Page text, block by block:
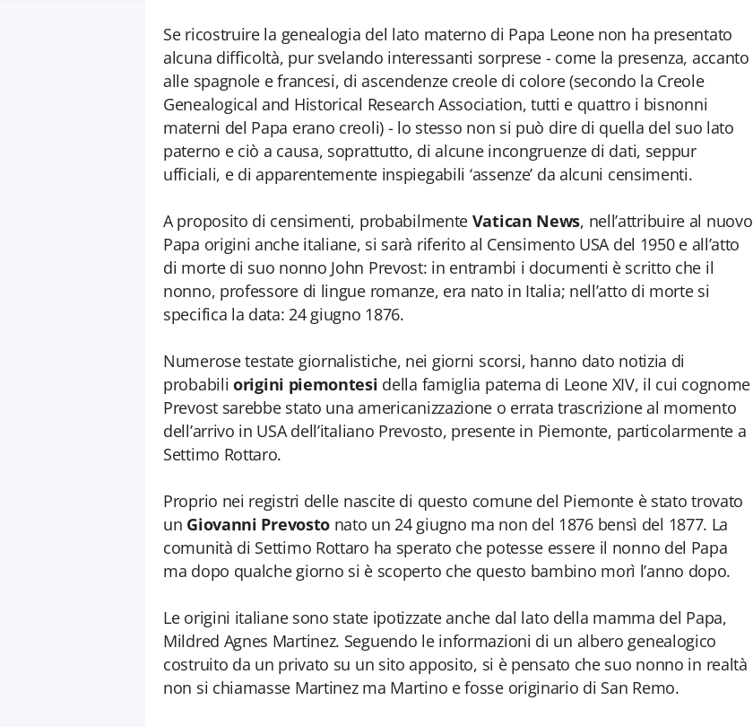
Se ricostruire la genealogia del lato materno di Papa Leone non ha presentato
alcuna difficoltà, pur svelando interessanti sorprese - come la presenza, accanto
alle spagnole e francesi, di ascendenze creole di colore (secondo la Creole
Genealogical and Historical Research Association, tutti e quattro i bisnonni
materni del Papa erano creoli) - lo stesso non si può dire di quella del suo lato
paterno e ciò a causa, soprattutto, di alcune incongruenze di dati, seppur
ufficiali, e di apparentemente inspiegabili ‘assenze’ da alcuni censimenti.
A proposito di censimenti, probabilmente Vatican News, nell’attribuire al nuovo
Papa origini anche italiane, si sarà riferito al Censimento USA del 1950 e all’atto
di morte di suo nonno John Prevost: in entrambi i documenti è scritto che il
nonno, professore di lingue romanze, era nato in Italia; nell’atto di morte si
specifica la data: 24 giugno 1876.
Numerose testate giornalistiche, nei giorni scorsi, hanno dato notizia di
probabili origini piemontesi della famiglia paterna di Leone XIV, il cui cognome
Prevost sarebbe stato una americanizzazione o errata trascrizione al momento
dell’arrivo in USA dell’italiano Prevosto, presente in Piemonte, particolarmente a
Settimo Rottaro.
Proprio nei registri delle nascite di questo comune del Piemonte è stato trovato
un Giovanni Prevosto nato un 24 giugno ma non del 1876 bensì del 1877. La
comunità di Settimo Rottaro ha sperato che potesse essere il nonno del Papa
ma dopo qualche giorno si è scoperto che questo bambino morì l’anno dopo.
Le origini italiane sono state ipotizzate anche dal lato della mamma del Papa,
Mildred Agnes Martinez. Seguendo le informazioni di un albero genealogico
costruito da un privato su un sito apposito, si è pensato che suo nonno in realtà
non si chiamasse Martinez ma Martino e fosse originario di San Remo.